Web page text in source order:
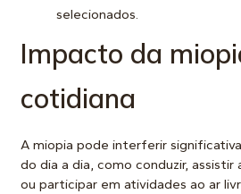
selecionados.
Impacto da
cotidiana
A miopia pode interferir
do dia a dia, como conduzir,
ou participar em atividades ao ar